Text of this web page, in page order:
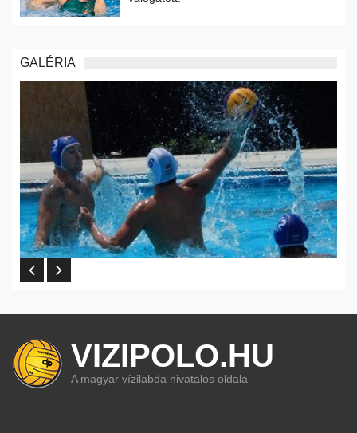
GALÉRIA
VIZIPOLO.HU
A magyar vízilabda hivatalos oldala